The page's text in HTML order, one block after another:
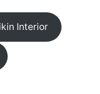
Interior